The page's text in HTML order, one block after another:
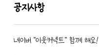
공지사항
네이버 "이웃커넥트" 함께 해요!